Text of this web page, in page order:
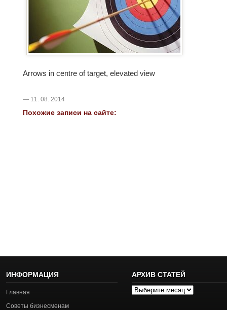
Arrows in centre of target, elevated view
— 11. 08. 2014
Похожие записи на сайте:
ИНФОРМАЦИЯ
Главная
Советы бизнесменам
АРХИВ СТАТЕЙ
Архив